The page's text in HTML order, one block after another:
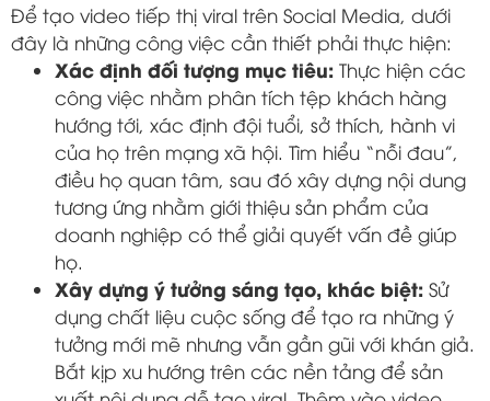
Để tạo video tiếp thị viral trên Social Media, dưới
đây là những công việc cần thiết phải thực hiện:
Xác định đối tượng mục tiêu: Thực hiện các
công việc nhằm phân tích tệp khách hàng
hướng tới, xác định đội tuổi, sở thích, hành vi
của họ trên mạng xã hội. Tìm hiểu “nỗi đau”,
điều họ quan tâm, sau đó xây dựng nội dung
tương ứng nhằm giới thiệu sản phẩm của
doanh nghiệp có thể giải quyết vấn đề giúp
họ.
Xây dựng ý tưởng sáng tạo, khác biệt: Sử
dụng chất liệu cuộc sống để tạo ra những ý
tưởng mới mẽ nhưng vẫn gần gũi với khán giả.
Bắt kịp xu hướng trên các nền tảng để sản